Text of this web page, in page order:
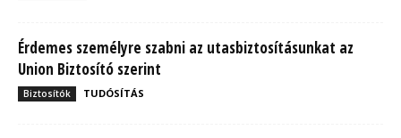
Érdemes személyre szabni az utasbiztosításunkat az
Union Biztosító szerint
Biztosítók TUDÓSÍTÁS